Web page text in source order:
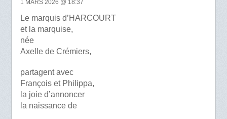
1 MARS 2026 @ 18:37
Le marquis d’HARCOURT
et la marquise,
née
Axelle de Crémiers,
partagent avec
François et Philippa,
la joie d’annoncer
la naissance de